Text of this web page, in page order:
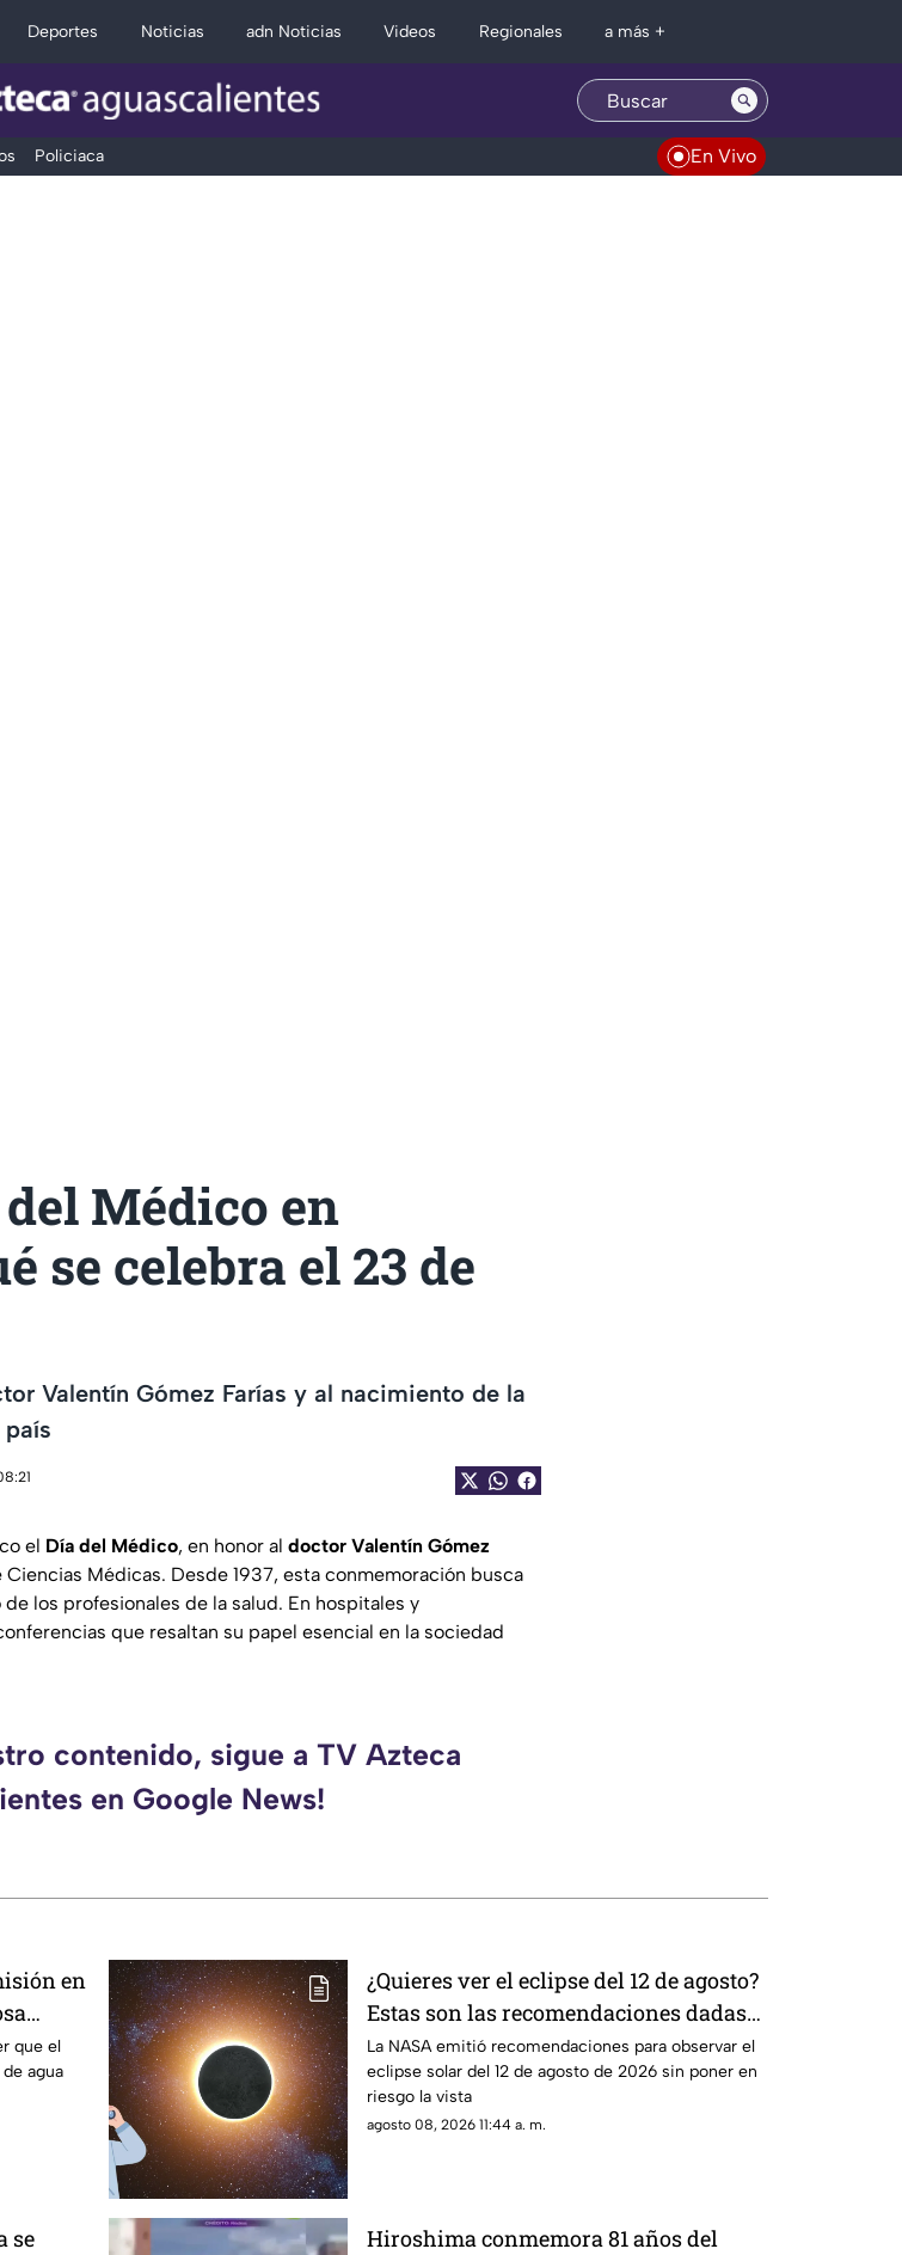
Deportes Noticias adn Noticias Videos Regionales a más +
Policiaca En Vivo
Médico en
se celebra el 23 de
Valentín Gómez Farías y al nacimiento de la
el Día del Médico, en honor al doctor Valentín Gómez
Médicas. Desde 1937, esta conmemoración busca
de los profesionales de la salud. En hospitales y
que resaltan su papel esencial en la sociedad
contenido, sigue a TV Azteca
en Google News!
en
que el
agua
¿Quieres ver el eclipse del 12 de agosto?
Estas son las recomendaciones dadas
por la NASA
La NASA emitió recomendaciones para observar el
eclipse solar del 12 de agosto de 2026 sin poner en
riesgo la vista
agosto 08, 2026 11:44 a. m.
se
Hiroshima conmemora 81 años del